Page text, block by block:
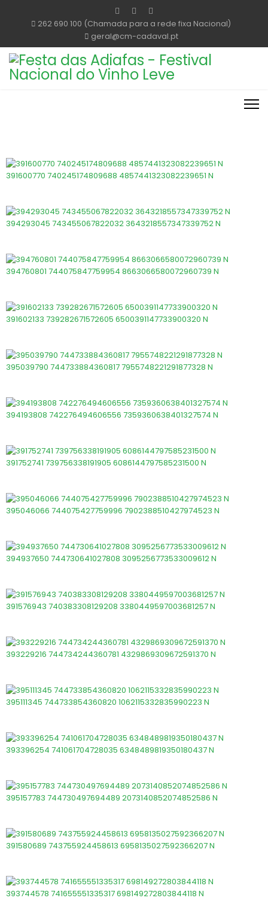
262 690 100 (Chamada para a rede fixa Nacional)
geral@cm-cadaval.pt
391600770 740245174809688 4857441323082239651 N
394293045 743455067822032 3643218557347339752 N
394760801 744075847759954 8663066580072960739 N
391602133 739282671572605 6500391147733900320 N
395039790 744733884360817 7955748221291877328 N
394193808 742276494606556 7359360638401327574 N
391752741 739756338191905 6086144797585231500 N
395046066 744075427759996 7902388510427974523 N
394937650 744730641027808 3095256773533009612 N
391576943 740383308129208 3380449597003681257 N
393229216 744734244360781 4329869309672591370 N
395111345 744733854360820 1062115332835990223 N
393396254 741061704728035 6348489819350180437 N
395157783 744730497694489 2073140852074852586 N
391580689 743755924458613 6958135027592366207 N
393744578 741655551335317 698149272803844118 N